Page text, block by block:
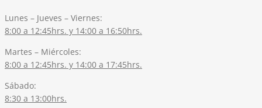
Lunes – Jueves – Viernes:
8:00 a 12:45hrs. y 14:00 a 16:50hrs.
Martes – Miércoles:
8:00 a 12:45hrs. y 14:00 a 17:45hrs.
Sábado:
8:30 a 13:00hrs.